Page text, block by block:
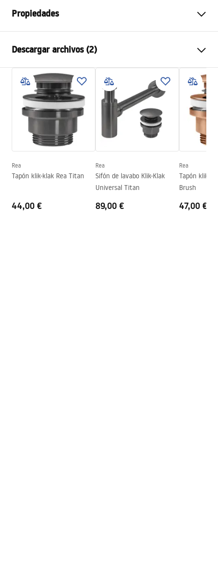
Propiedades
Material
Color
Imitación piedra
Acabado
Brillo
Longitud
470mm
Anchura
300
Altura
150
Sügavus
Forma
Agujero del grifo
No
Descargar archivos (2)
Instrucciones de montaje
Basin.pdf
Warranty_Terms_and_Conditions_Basins_-_5.pdf
Rea
Tapón klik-klak Rea Titan
44,00 €
Rea
Sifón de lavabo Klik-Klak
Universal Titan
89,00 €
Rea
Tapón klik-
Brush
47,00 €